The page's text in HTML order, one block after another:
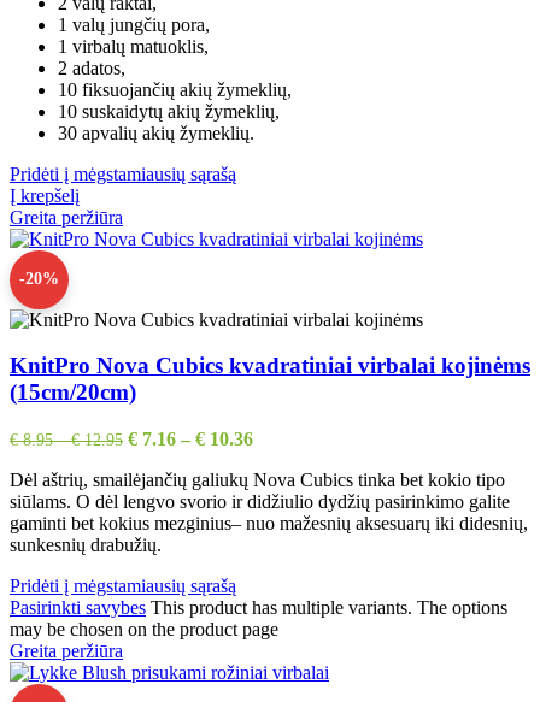
1 valų jungčių pora,
1 virbalų matuoklis,
2 adatos,
10 fiksuojančių akių žymeklių,
10 suskaidytų akių žymeklių,
30 apvalių akių žymeklių.
Pridėti į mėgstamiausių sąrašą
Į krepšelį
Greita peržiūra
-20%
KnitPro Nova Cubics kvadratiniai virbalai kojinėms
(15cm/20cm)
€8.95–€12.95 € 7.16 – € 10.36
Dėl aštrių, smailėjančių galiukų Nova Cubics tinka bet kokio tipo
siūlams. O dėl lengvo svorio ir didžiulio dydžių pasirinkimo galite
gaminti bet kokius mezginius– nuo ​​mažesnių aksesuarų iki didesnių,
sunkesnių drabužių.
Pridėti į mėgstamiausių sąrašą
Pasirinkti savybes This product has multiple variants. The options
may be chosen on the product page
Greita peržiūra